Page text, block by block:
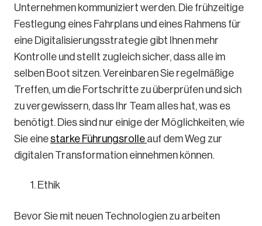
Unternehmen kommuniziert werden. Die frühzeitige
Festlegung eines Fahrplans und eines Rahmens für
eine Digitalisierungsstrategie gibt Ihnen mehr
Kontrolle und stellt zugleich sicher, dass alle im
selben Boot sitzen. Vereinbaren Sie regelmäßige
Treffen, um die Fortschritte zu überprüfen und sich
zu vergewissern, dass Ihr Team alles hat, was es
benötigt. Dies sind nur einige der Möglichkeiten, wie
Sie einestarke Führungsrolle auf dem Weg zur
digitalen Transformation einnehmen können.
Ethik
Bevor Sie mit neuen Technologien zu arbeiten